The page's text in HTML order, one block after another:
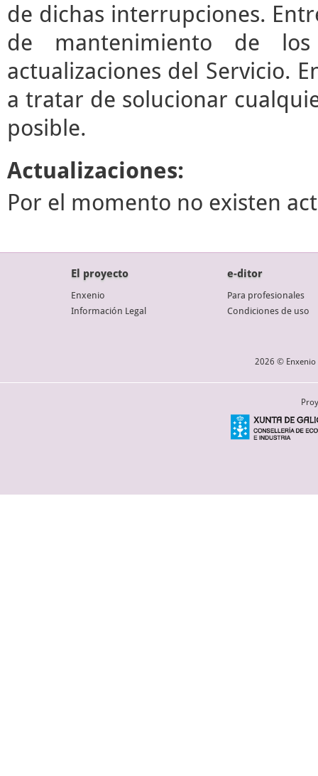
de dichas interrupciones.
de mantenimiento de
actualizaciones del Servicio.
a tratar de solucionar
posible.
Actualizaciones:
Por el momento no existen
El proyecto
Enxenio
Información Legal
e-ditor
Para profesionales
Condiciones de uso
2026 © Enxenio